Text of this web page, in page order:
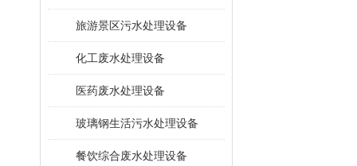
旅游景区污水处理设备
化工废水处理设备
医药废水处理设备
玻璃钢生活污水处理设备
餐饮综合废水处理设备